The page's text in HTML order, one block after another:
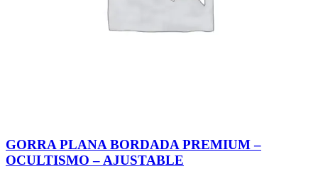
GORRA PLANA BORDADA PREMIUM –
OCULTISMO – AJUSTABLE